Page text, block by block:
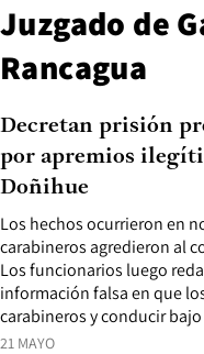
Juzgado de
Rancagua
21 MAYO
Los hechos ocurrieron en
carabineros agredieron al
Los funcionarios luego
información falsa en que
carabineros y conducir
Decretan prisión
por apremios
Doñihue